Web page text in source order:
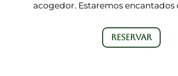
acogedor. Estaremos encantados
RESERVAR